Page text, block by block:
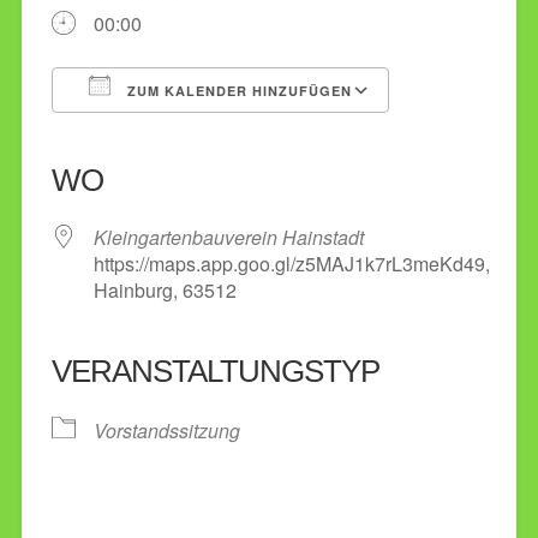
00:00
ZUM KALENDER HINZUFÜGEN
WO
Kleingartenbauverein Hainstadt
https://maps.app.goo.gl/z5MAJ1k7rL3meKd49,
Hainburg, 63512
VERANSTALTUNGSTYP
Vorstandssitzung